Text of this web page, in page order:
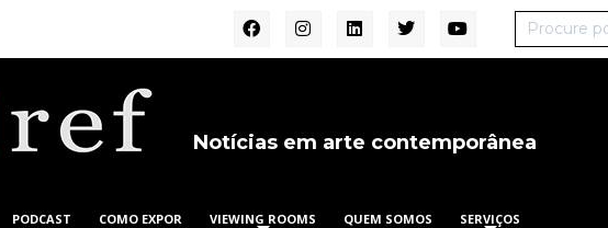
Notícias em arte contemporânea
PODCAST COMO EXPOR VIEWING ROOMS QUEM SOMOS SERVIÇOS